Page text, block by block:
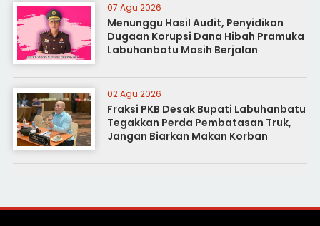
07 Agu 2026
Menunggu Hasil Audit, Penyidikan
Dugaan Korupsi Dana Hibah Pramuka
Labuhanbatu Masih Berjalan
02 Agu 2026
Fraksi PKB Desak Bupati Labuhanbatu
Tegakkan Perda Pembatasan Truk,
Jangan Biarkan Makan Korban